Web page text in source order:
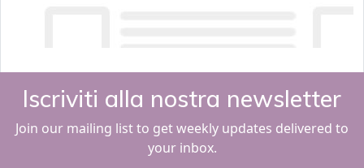
Iscriviti alla nostra newsletter
Join our mailing list to get weekly updates delivered to
your inbox.